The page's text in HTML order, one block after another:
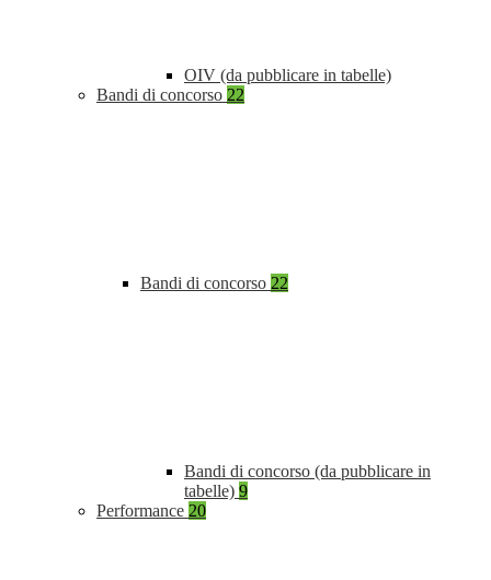
OIV (da pubblicare in tabelle)
Bandi di concorso 22
Bandi di concorso 22
Bandi di concorso (da pubblicare in
tabelle) 9
Performance 20